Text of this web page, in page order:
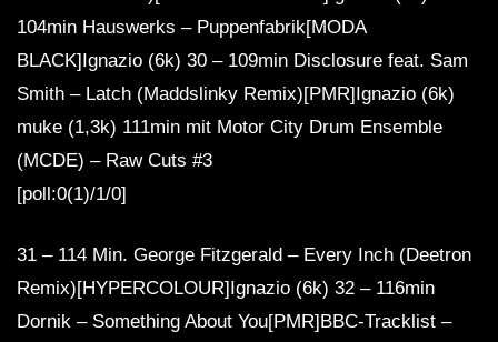
104min Hauswerks – Puppenfabrik[MODA
BLACK]Ignazio (6k) 30 – 109min Disclosure feat. Sam
Smith – Latch (Maddslinky Remix)[PMR]Ignazio (6k)
muke (1,3k) 111min mit Motor City Drum Ensemble
(MCDE) – Raw Cuts #3
[poll:0(1)/1/0]
31 – 114 Min. George Fitzgerald – Every Inch (Deetron
Remix)[HYPERCOLOUR]Ignazio (6k) 32 – 116min
Dornik – Something About You[PMR]BBC-Tracklist –